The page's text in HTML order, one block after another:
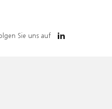
Sie uns auf